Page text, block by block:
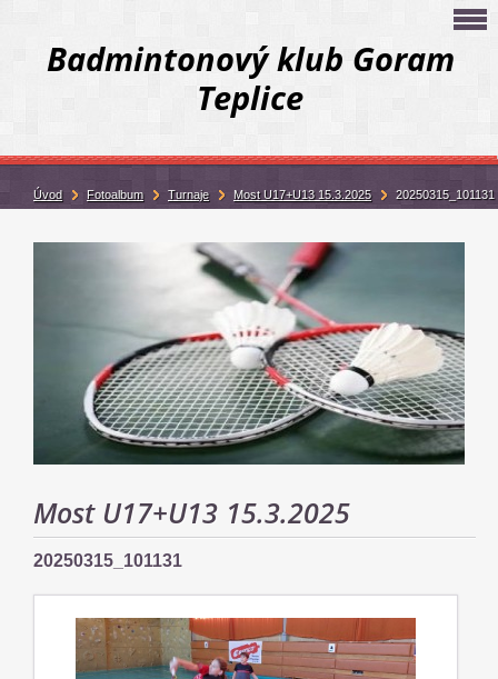
Badmintonový klub Goram
Teplice
Most U17+U13 15.3.2025
20250315_101131
Úvod Fotoalbum Turnaje Most U17+U13 15.3.2025 20250315_101131